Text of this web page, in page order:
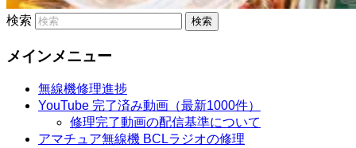
検索
メインメニュー
無線機修理進捗
YouTube 完了済み動画（最新1000件）
修理完了動画の配信基準について
アマチュア無線機 BCLラジオの修理